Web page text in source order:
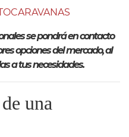
se pondrá en contacto
opciones del mercado, al
a tus necesidades.
una